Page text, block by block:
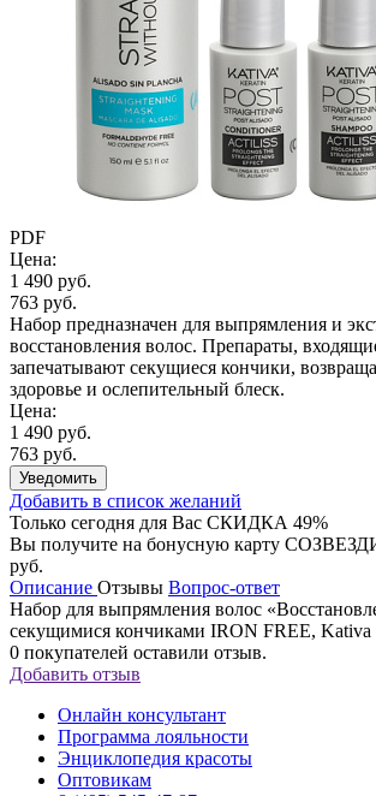
PDF
Цена:
1 490 руб.
763 руб.
Набор предназначен для выпрямления и
восстановления волос. Препараты,
запечатывают секущиеся кончики,
здоровье и ослепительный блеск.
Цена:
1 490 руб.
763 руб.
Уведомить
Добавить в список желаний
Только сегодня для Вас СКИДКА 49%
Вы получите на бонусную карту
руб.
Описание Отзывы Вопрос-ответ
Набор для выпрямления волос
секущимися кончиками IRON FREE, Kativa
0 покупателей оставили отзыв.
Добавить отзыв
Онлайн консультант
Программа лояльности
Энциклопедия красоты
Оптовикам